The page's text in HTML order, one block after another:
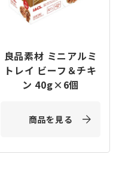
良品素材 ミニアルミ
トレイ ビーフ＆チキ
ン 40g×6個
商品を見る